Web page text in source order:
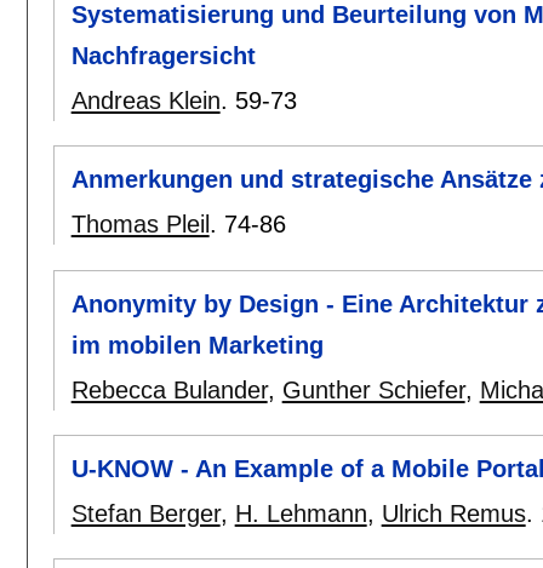
Systematisierung und Beurteilung von
Nachfragersicht
Andreas Klein. 59-73
Anmerkungen und strategische
Thomas Pleil . 74-86
Anonymity by Design - Eine Architektur
im mobilen Marketing
Rebecca Bulander, Gunther Schiefer,
U-KNOW - An Example of a Mobile
Stefan Berger, H. Lehmann, Ulrich Remus.